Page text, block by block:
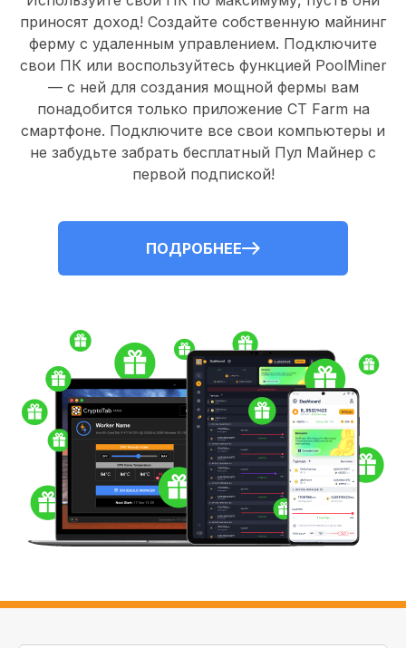
приносят доход! Создайте собственную майнинг
ферму с удаленным управлением. Подключите
свои ПКили воспользуйтесь функцией PoolMiner
— с ней для создания мощной фермы вам
понадобится только приложение CT Farm на
смартфоне. Подключите все свои компьютеры и
не забудьте забрать бесплатный Пул Майнер с
первой подпиской!
ПОДРОБНЕЕ